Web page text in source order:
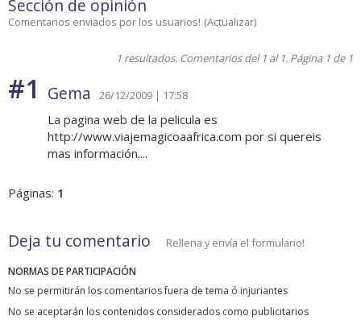
Sección de opinión
Comentarios enviados por los usuarios! (Actualizar)
1 resultados. Comentarios del 1 al 1. Página 1 de 1
#1 Gema 26/12/2009 | 17:58
La pagina web de la pelicula es
http://www.viajemagicoaafrica.com por si quereis
mas información....
Páginas: 1
Deja tu comentario Rellena y envía el formulario!
NORMAS DE PARTICIPACIÓN
No se permitirán los comentarios fuera de tema ó injuriantes
No se aceptarán los contenidos considerados como publicitarios